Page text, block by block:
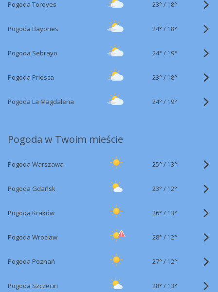
Pogoda Toroyes 23° / 18°
Pogoda Bayones 24° / 18°
Pogoda Sebrayo 24° / 19°
Pogoda Priesca 23° / 18°
Pogoda La Magdalena 24° / 19°
Pogoda w Twoim mieście
Pogoda Warszawa 25° / 13°
Pogoda Gdańsk 23° / 12°
Pogoda Kraków 26° / 13°
Pogoda Wrocław 28° / 12°
Pogoda Poznań 27° / 12°
Pogoda Szczecin 28° / 13°